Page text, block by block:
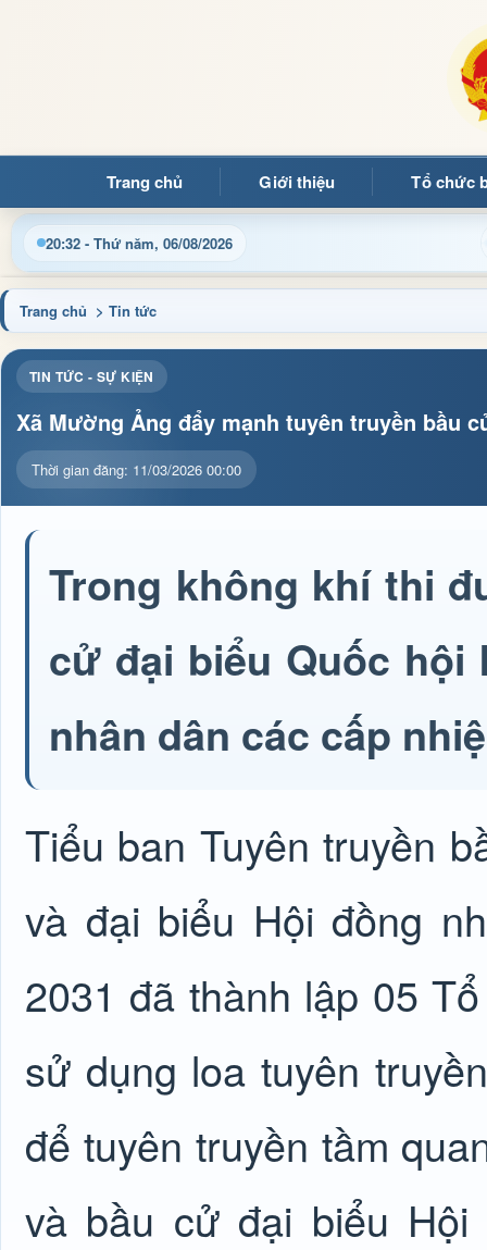
Trang chủ Giới thiệu Tổ chức
20:32 - Thứ năm, 06/08/2026
Trang chủ > Tin tức
TIN TỨC - SỰ KIỆN
Xã Mường Ảng đẩy mạnh tuyên truyền bầu
Thời gian đăng: 11/03/2026 00:00
Trong không khí thi
cử đại biểu Quốc hội
nhân dân các cấp
Tiểu ban Tuyên truyền
và đại biểu Hội đồng
2031 đã thành lập 05
sử dụng loa tuyên
để tuyên truyền tầm
và bầu cử đại biểu Hội